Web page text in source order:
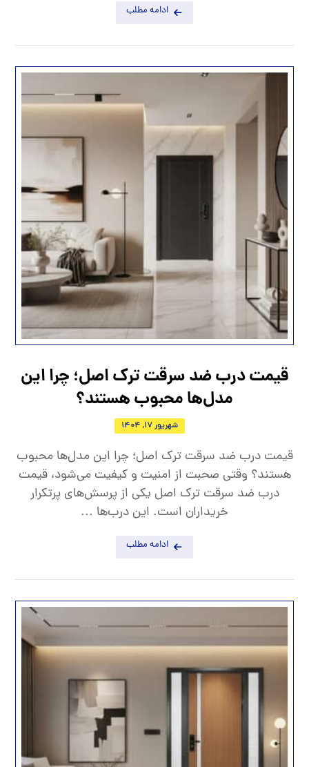
ادامه مطلب
قیمت درب ضد سرقت ترک اصل؛ چرا این
مدل‌ها محبوب هستند؟
شهریور 17, 1404
قیمت درب ضد سرقت ترک اصل؛ چرا این مدل‌ها محبوب
هستند؟ وقتی صحبت از امنیت و کیفیت می‌شود، قیمت
درب ضد سرقت ترک اصل یکی از پرسش‌های پرتکرار
خریداران است. این درب‌ها ...
ادامه مطلب